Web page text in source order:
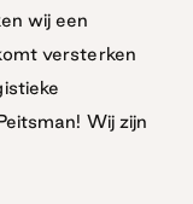
wij een
versterken
Wij zijn